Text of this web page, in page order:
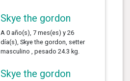
Skye the gordon
A 0 año(s), 7 mes(es) y 26
día(s), Skye the gordon, setter
masculino , pesado 24.3 kg.
Skye the gordon